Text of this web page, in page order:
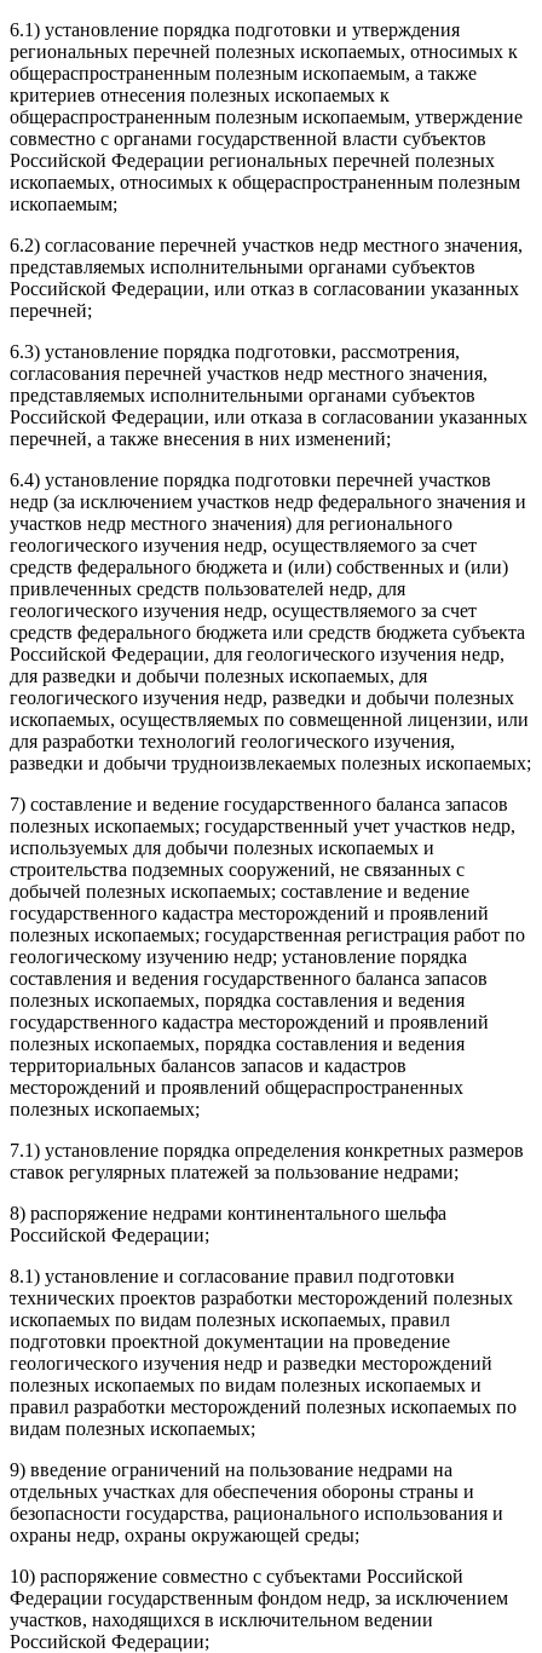
6.1) установление порядка подготовки и утверждения
региональных перечней полезных ископаемых, относимых к
общераспространенным полезным ископаемым, а также
критериев отнесения полезных ископаемых к
общераспространенным полезным ископаемым, утверждение
совместно с органами государственной власти субъектов
Российской Федерации региональных перечней полезных
ископаемых, относимых к общераспространенным полезным
ископаемым;
6.2) согласование перечней участков недр местного значения,
представляемых исполнительными органами субъектов
Российской Федерации, или отказ в согласовании указанных
перечней;
6.3) установление порядка подготовки, рассмотрения,
согласования перечней участков недр местного значения,
представляемых исполнительными органами субъектов
Российской Федерации, или отказа в согласовании указанных
перечней, а также внесения в них изменений;
6.4) установление порядка подготовки перечней участков
недр (за исключением участков недр федерального значения и
участков недр местного значения) для регионального
геологического изучения недр, осуществляемого за счет
средств федерального бюджета и (или) собственных и (или)
привлеченных средств пользователей недр, для
геологического изучения недр, осуществляемого за счет
средств федерального бюджета или средств бюджета субъекта
Российской Федерации, для геологического изучения недр,
для разведки и добычи полезных ископаемых, для
геологического изучения недр, разведки и добычи полезных
ископаемых, осуществляемых по совмещенной лицензии, или
для разработки технологий геологического изучения,
разведки и добычи трудноизвлекаемых полезных ископаемых;
7) составление и ведение государственного баланса запасов
полезных ископаемых; государственный учет участков недр,
используемых для добычи полезных ископаемых и
строительства подземных сооружений, не связанных с
добычей полезных ископаемых; составление и ведение
государственного кадастра месторождений и проявлений
полезных ископаемых; государственная регистрация работ по
геологическому изучению недр; установление порядка
составления и ведения государственного баланса запасов
полезных ископаемых, порядка составления и ведения
государственного кадастра месторождений и проявлений
полезных ископаемых, порядка составления и ведения
территориальных балансов запасов и кадастров
месторождений и проявлений общераспространенных
полезных ископаемых;
7.1) установление порядка определения конкретных размеров
ставок регулярных платежей за пользование недрами;
8) распоряжение недрами континентального шельфа
Российской Федерации;
8.1) установление и согласование правил подготовки
технических проектов разработки месторождений полезных
ископаемых по видам полезных ископаемых, правил
подготовки проектной документации на проведение
геологического изучения недр и разведки месторождений
полезных ископаемых по видам полезных ископаемых и
правил разработки месторождений полезных ископаемых по
видам полезных ископаемых;
9) введение ограничений на пользование недрами на
отдельных участках для обеспечения обороны страны и
безопасности государства, рационального использования и
охраны недр, охраны окружающей среды;
10) распоряжение совместно с субъектами Российской
Федерации государственным фондом недр, за исключением
участков, находящихся в исключительном ведении
Российской Федерации;